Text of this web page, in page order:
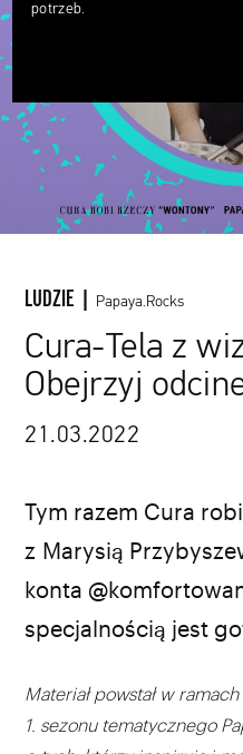
LUDZIE | Papaya.Rocks
Cura-Tela z
Obejrzyj
21.03.2022
Tym razem Cura
z Marysią
konta
specjalnością jest
Materiał powstał w
1. sezonu tematycznego
potrzeb.